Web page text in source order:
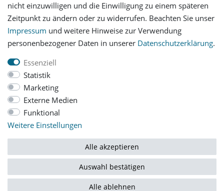
Let's stay connected
Impressum
Barrierefreiheitserklärung
Vertrag widerrufen
© Copyright 2026 | Alle Rechte vorbehalten.
nicht einzuwilligen und die Einwilligung zu einem späteren
Zeitpunkt zu ändern oder zu widerrufen. Beachten Sie unser
Impressum und weitere Hinweise zur Verwendung
personenbezogener Daten in unserer Daten­schutz­erklärung.
Essenziell
Statistik
Marketing
Externe Medien
Funktional
Weitere Einstellungen
Alle akzeptieren
Auswahl bestätigen
Alle ablehnen